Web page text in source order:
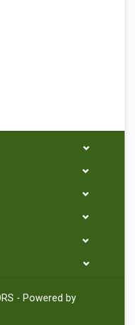
- Powered by